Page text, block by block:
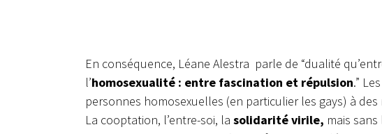
En conséquence, Léane Alestra parle de “dualité
l’homosexualité : entre fascination et répulsion.”
personnes homosexuelles (en particulier les gays) à
La cooptation, l’entre-soi, la solidarité virile, mais